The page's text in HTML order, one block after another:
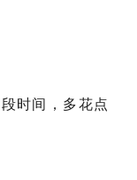
时间，多花点